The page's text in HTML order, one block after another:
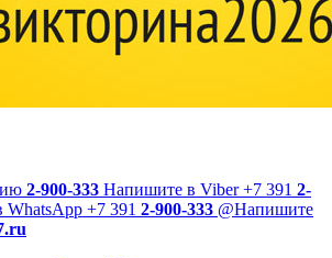
2-900-333 Напишите в Viber +7 391 2-
WhatsApp +7 391 2-900-333 @Напишите